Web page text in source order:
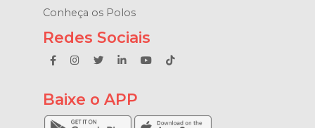
Conheça os Polos
Redes Sociais
Baixe o APP